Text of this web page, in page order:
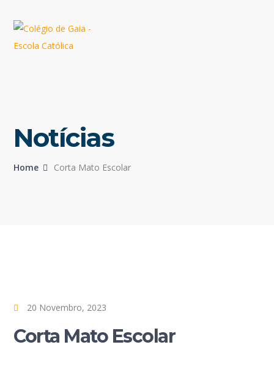
Notícias
Home Corta Mato Escolar
20 Novembro, 2023
Corta Mato Escolar